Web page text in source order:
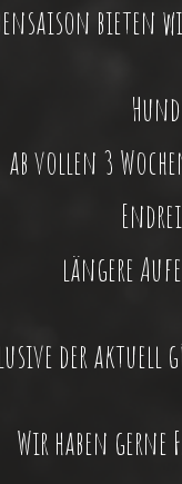
bieten
ab vollen 3
längere
der aktuell
Wir haben gerne